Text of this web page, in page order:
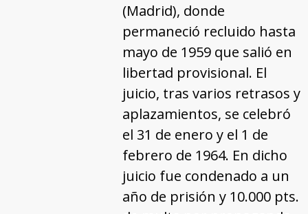
(Madrid), donde
permaneció recluido hasta
mayo de 1959 que salió en
libertad provisional. El
juicio, tras varios retrasos y
aplazamientos, se celebró
el 31 de enero y el 1 de
febrero de 1964. En dicho
juicio fue condenado a un
año de prisión y 10.000 pts.